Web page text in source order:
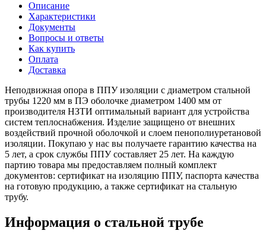
Описание
Характеристики
Документы
Вопросы и ответы
Как купить
Оплата
Доставка
Неподвижная опора в ППУ изоляции с диаметром стальной
трубы 1220 мм в ПЭ оболочке диаметром 1400 мм от
производителя НЗТИ оптимальный вариант для устройства
систем теплоснабжения. Изделие защищено от внешних
воздействий прочной оболочкой и слоем пенополиуретановой
изоляции. Покупаю у нас вы получаете гарантию качества на
5 лет, а срок службы ППУ составляет 25 лет. На каждую
партию товара мы предоставляем полный комплект
документов: сертификат на изоляцию ППУ, паспорта качества
на готовую продукцию, а также сертификат на стальную
трубу.
Информация о стальной трубе